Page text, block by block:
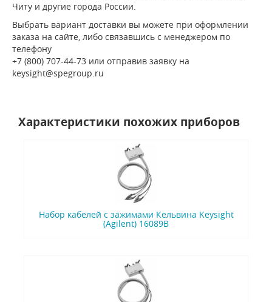
Читу и другие города России.
Выбрать вариант доставки вы можете при оформлении
заказа на сайте, либо связавшись с менеджером по
телефону
+7 (800) 707-44-73 или отправив заявку на
keysight@spegroup.ru
Характеристики похожих приборов
Набор кабелей с зажимами Кельвина Keysight
(Agilent) 16089B